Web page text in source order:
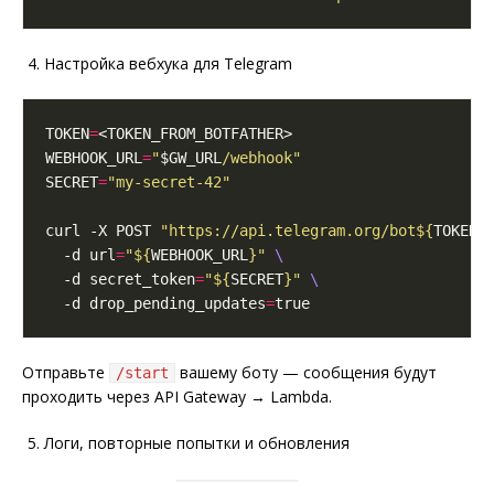
Настройка вебхука для Telegram
TOKEN=
WEBHOOK_URL ="$GW_URL /webhook"
SECRET="my-secret-42"
curl -X POST "https://api.telegram.org/bot${TOKEN
  -d url
="${WEBHOOK_URL }"
  -d secret_token
="${SECRET}"
  -d drop_pending_updates
=
Отправьте /start
вашему боту — сообщения будут
проходить через API Gateway → Lambda.
Логи, повторные попытки и обновления